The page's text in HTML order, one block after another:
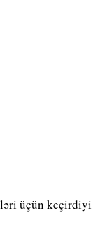
üçün keçirdiyi